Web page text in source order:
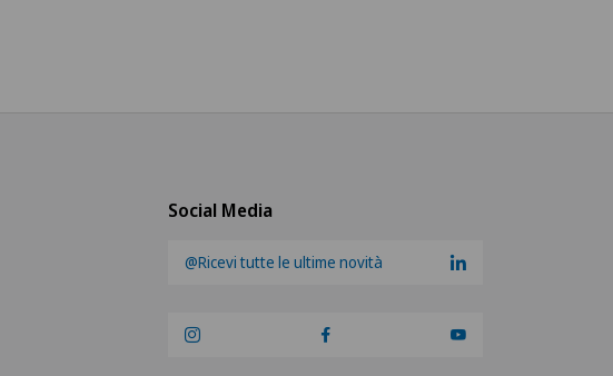
Ärztezentrum Solothurn
Social Media
@Ricevi tutte le ultime novità